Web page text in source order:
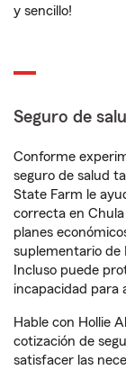
y sencillo!
Seguro de
Conforme
seguro de salud
State Farm le
correcta en
planes
suplementario de
Incluso puede
incapacidad para
Hable con Hollie
cotización de
satisfacer las